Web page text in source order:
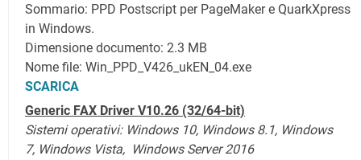
Sommario: PPD Postscript per PageMaker e QuarkXpress
in Windows.
Dimensione documento: 2.3 MB
Nome file: Win_PPD_V426_ukEN_04.exe
SCARICA
Generic FAX Driver V10.26 (32/64-bit)
Sistemi operativi: Windows 10, Windows 8.1, Windows
7, Windows Vista, Windows Server 2016